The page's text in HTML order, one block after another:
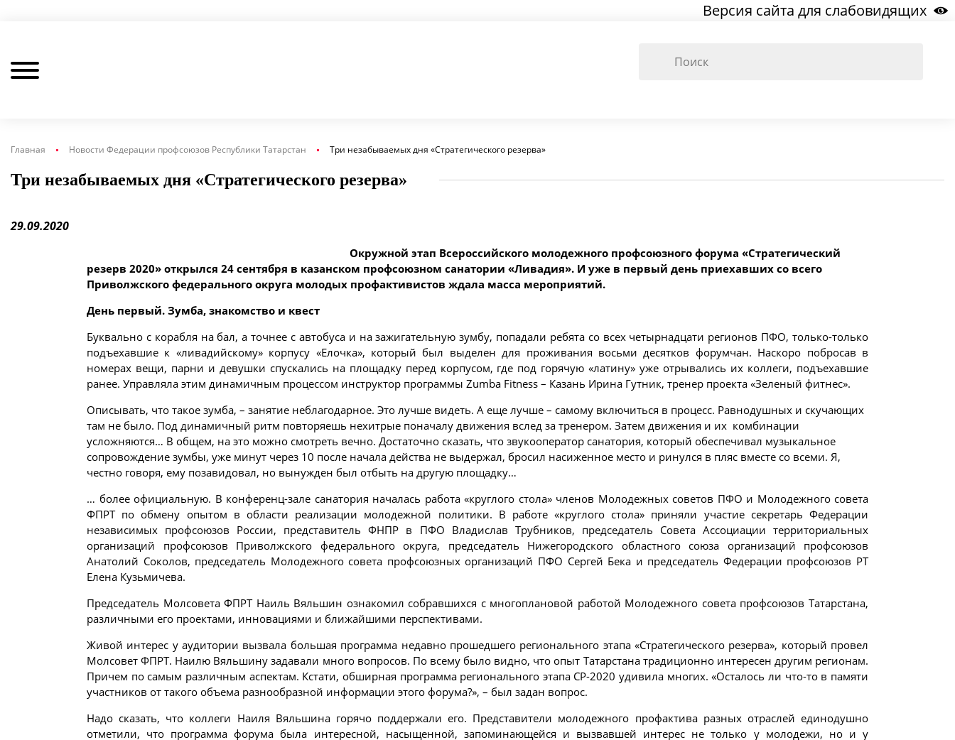
Версия сайта для слабовидящих
Главная Новости Федерации профсоюзов Республики Татарстан Три незабываемых дня «Стратегического резерва»
Три незабываемых дня «Стратегического резерва»
29.09.2020
Окружной этап Всероссийского молодежного профсоюзного форума «Стратегический
резерв 2020» открылся 24 сентября в казанском профсоюзном санатории «Ливадия». И уже в первый день приехавших со всего
Приволжского федерального округа молодых профактивистов ждала масса мероприятий.
День первый. Зумба, знакомство и квест
Буквально с корабля на бал, а точнее с автобуса и на зажигательную зумбу, попадали ребята со всех четырнадцати регионов ПФО, только-только
подъехавшие к «ливадийскому» корпусу «Елочка», который был выделен для проживания восьми десятков форумчан. Наскоро побросав в
номерах вещи, парни и девушки спускались на площадку перед корпусом, где под горячую «латину» уже отрывались их коллеги, подъехавшие
ранее. Управляла этим динамичным процессом инструктор программы Zumba Fitness – Казань Ирина Гутник, тренер проекта «Зеленый фитнес».
Описывать, что такое зумба, – занятие неблагодарное. Это лучше видеть. А еще лучше – самому включиться в процесс. Равнодушных и скучающих
там не было. Под динамичный ритм повторяешь нехитрые поначалу движения вслед за тренером. Затем движения и их комбинации
усложняются… В общем, на это можно смотреть вечно. Достаточно сказать, что звукооператор санатория, который обеспечивал музыкальное
сопровождение зумбы, уже минут через 10 после начала действа не выдержал, бросил насиженное место и ринулся в пляс вместе со всеми. Я,
честно говоря, ему позавидовал, но вынужден был отбыть на другую площадку…
… более официальную. В конференц-зале санатория началась работа «круглого стола» членов Молодежных советов ПФО и Молодежного совета
ФПРТ по обмену опытом в области реализации молодежной политики. В работе «круглого стола» приняли участие секретарь Федерации
независимых профсоюзов России, представитель ФНПР в ПФО Владислав Трубников, председатель Совета Ассоциации территориальных
организаций профсоюзов Приволжского федерального округа, председатель Нижегородского областного союза организаций профсоюзов
Анатолий Соколов, председатель Молодежного совета профсоюзных организаций ПФО Сергей Бека и председатель Федерации профсоюзов РТ
Елена Кузьмичева.
Председатель Молсовета ФПРТ Наиль Вяльшин ознакомил собравшихся с многоплановой работой Молодежного совета профсоюзов Татарстана,
различными его проектами, инновациями и ближайшими перспективами.
Живой интерес у аудитории вызвала большая программа недавно прошедшего регионального этапа «Стратегического резерва», который провел
Молсовет ФПРТ. Наилю Вяльшину задавали много вопросов. По всему было видно, что опыт Татарстана традиционно интересен другим регионам.
Причем по самым различным аспектам. Кстати, обширная программа регионального этапа СР-2020 удивила многих. «Осталось ли что-то в памяти
участников от такого объема разнообразной информации этого форума?», – был задан вопрос.
Надо сказать, что коллеги Наиля Вяльшина горячо поддержали его. Представители молодежного профактива разных отраслей единодушно
отметили, что программа форума была интересной, насыщенной, запоминающейся и вызвавшей интерес не только у молодежи, но и у